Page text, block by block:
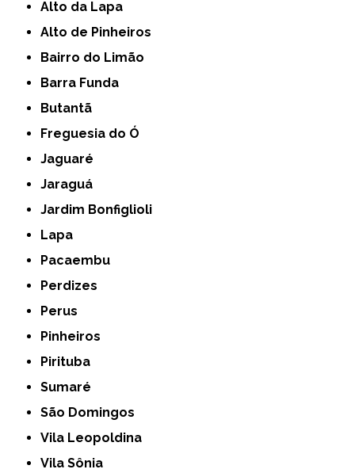
Alto da Lapa
Alto de Pinheiros
Bairro do Limão
Barra Funda
Butantã
Freguesia do Ó
Jaguaré
Jaraguá
Jardim Bonfiglioli
Lapa
Pacaembu
Perdizes
Perus
Pinheiros
Pirituba
Sumaré
São Domingos
Vila Leopoldina
Vila Sônia